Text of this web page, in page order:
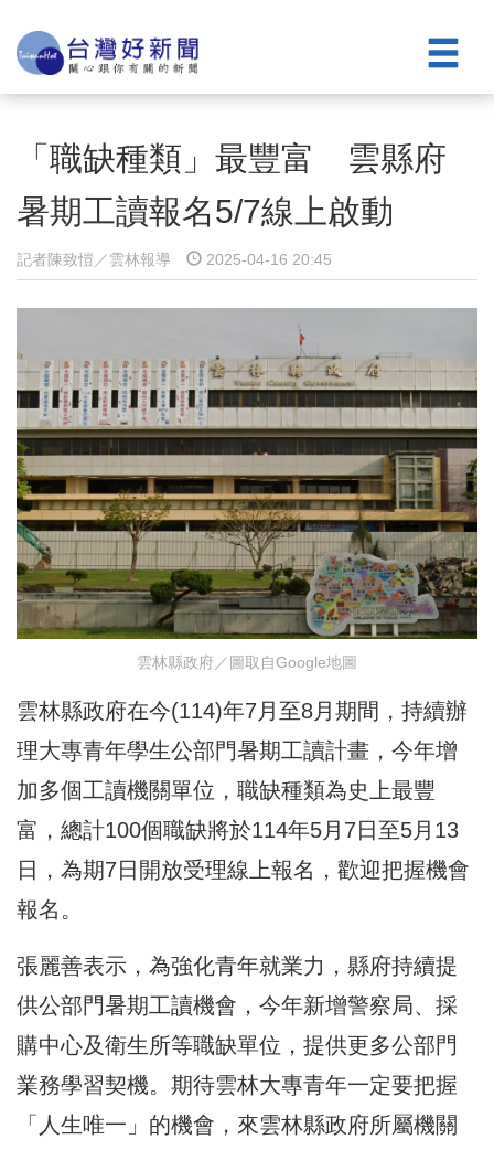
「職缺種類」最豐富 雲縣府
暑期工讀報名5/7線上啟動
記者陳致愷／雲林報導 2025-04-16 20:45
雲林縣政府／圖取自Google地圖
雲林縣政府在今(114)年7月至8月期間，持續辦
理大專青年學生公部門暑期工讀計畫，今年增
加多個工讀機關單位，職缺種類為史上最豐
富，總計100個職缺將於114年5月7日至5月13
日，為期7日開放受理線上報名，歡迎把握機會
報名。
張麗善表示，為強化青年就業力，縣府持續提
供公部門暑期工讀機會，今年新增警察局、採
購中心及衛生所等職缺單位，提供更多公部門
業務學習契機。期待雲林大專青年一定要把握
「人生唯一」的機會，來雲林縣政府所屬機關